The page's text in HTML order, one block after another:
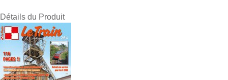
Détails du Produit